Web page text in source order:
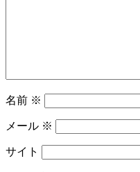
名前 ※
メール ※
サイト